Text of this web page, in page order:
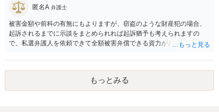
匿名A 弁護士
被害金額や前科の有無にもよりますが、窃盗のような財産犯の場合、
起訴されるまでに示談をまとめられれば起訴猶予も考えられますの
で、私選弁護人を依頼できて全額被害弁償できる資力がお有りなので
めいたします。起訴されてしまうと前科はついてしまう可能性が極め
て高いので、被害金額はさほど大きくなく初犯で起訴猶予の可能性が
あり得る事案なのであれば、起訴までの弁護活動が極めて重要です。
もちろん国選弁護人であってもできるかぎり最善を尽くす弁護士が大
もっとみる